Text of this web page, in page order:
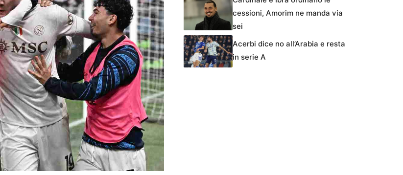
cessioni, Amorim ne manda via
sei
Acerbi dice no all’Arabia e resta
in serie A